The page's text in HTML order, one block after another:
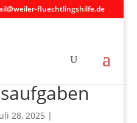
fluechtlingshilfe.de
28, 2025 |